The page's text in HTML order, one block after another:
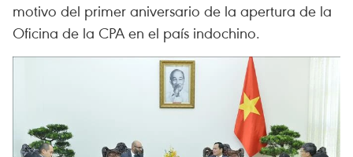
motivo del primer aniversario de la apertura de la
Oficina de la CPA en el país indochino.